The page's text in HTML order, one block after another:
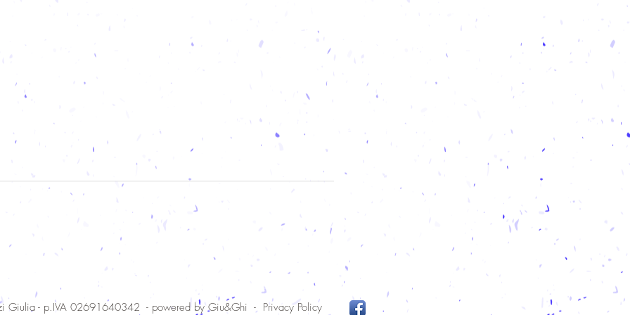
Versi d'estate 2020
E se mi svegliassi ora, adesso, in
questo sbocciare d'issopo e fossi
petalo, ala, antenna, essenza, cosa
ne sarebbe di me? Non sarei...
Versi d'inverno 2019-2020
Rifugio nell'immobilità quieto
nell'oscurità risiedo nell'interno
giaccio nella pace. ​ Qui ed ora.
#versimensilipoesia
Giulia - p.IVA 02691640342 - powered by Giu&Ghi - Privacy Policy